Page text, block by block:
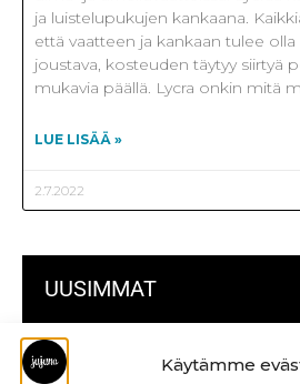
Käytämme
UUSIMMAT
Kulmikas pussukka kaava Särmä
ja luistelupukujen kankaana.
että vaatteen ja kankaan tulee olla
joustava, kosteuden täytyy siirtyä
mukavia päällä. Lycra onkin mitä
LUE LISÄÄ »
2.7.2022